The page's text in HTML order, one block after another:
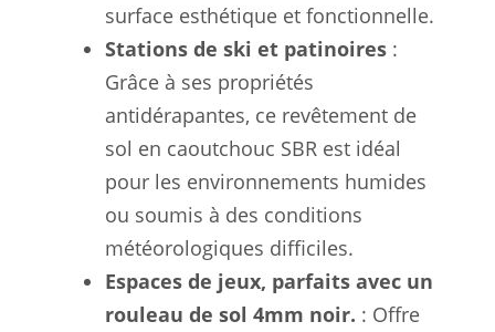
surface esthétique et fonctionnelle.
Stations de ski et patinoires :
Grâce à ses propriétés
antidérapantes, ce revêtement de
sol en caoutchouc SBR est idéal
pour les environnements humides
ou soumis à des conditions
météorologiques difficiles.
Espaces de jeux, parfaits avec un
rouleau de sol 4mm noir. : Offre